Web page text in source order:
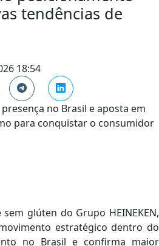
tendências de
18:54
sem glúten do Grupo HEINEKEN,
estratégico dentro do
no Brasil e confirma maior